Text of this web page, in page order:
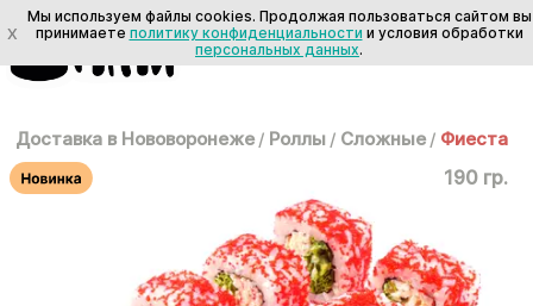
Доставка в Нововоронеже / Роллы / Сложные / Фиеста
190 гр.
X
Мы используем файлы cookies. Продолжая пользоваться сайтом вы
принимаете политику конфиденциальности и условия обработки
персональных данных.